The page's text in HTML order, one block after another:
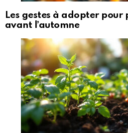
Les gestes à adopter
avant l’automne